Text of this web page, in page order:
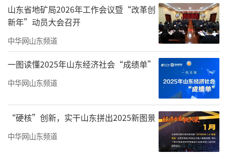
这不是偶然，而是市场与客户共识的必
然。多周强势登峯红盘热门榜、线索量榜、精
英顾问榜，更有一周三项齐聚TOP1！这“三榜
齐飞”的佳绩，是成千上万购房者用关注与信
赖“投票”的结果，更直观印证了其作为“现
象级红盘”的压倒性热度与强大号召力。
山东省地矿局2026年工作会议暨“改革创
新年”动员大会召开
中华网山东频道
一图读懂2025年山东经济社会“成绩单”
中华网山东频道
“硬核”创新，实干山东拼出2025新图景
中华网山东频道